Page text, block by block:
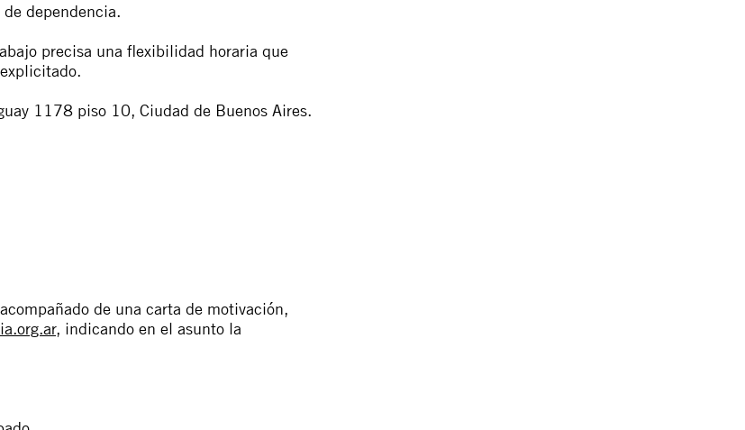
dependencia.
precisa una flexibilidad horaria que
1178 piso 10, Ciudad de Buenos Aires.
de una carta de motivación,
, indicando en el asunto la